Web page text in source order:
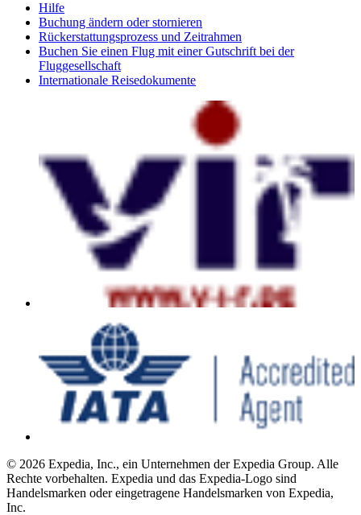
Hilfe
Buchung ändern oder stornieren
Rückerstattungsprozess und Zeitrahmen
Buchen Sie einen Flug mit einer Gutschrift bei der
Fluggesellschaft
Internationale Reisedokumente
© 2026 Expedia, Inc., ein Unternehmen der Expedia Group. Alle
Rechte vorbehalten. Expedia und das Expedia-Logo sind
Handelsmarken oder eingetragene Handelsmarken von Expedia,
Inc.